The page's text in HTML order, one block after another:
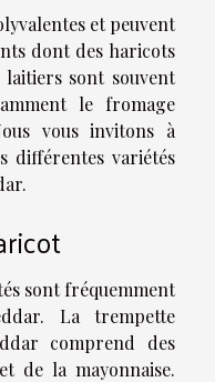
et peuvent
dont des haricots
sont souvent
le fromage
vous invitons à
différentes variétés
sont fréquemment
La trempette
comprend des
de la mayonnaise.